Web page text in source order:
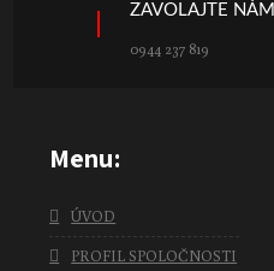
ZAVOLAJTE NÁM
0944 237 819
Menu:
ÚVOD
PROFIL SPOLOČNOSTI